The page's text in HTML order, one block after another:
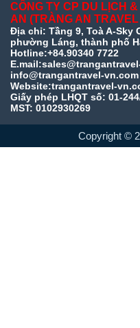
CÔNG TY CP DU LỊCH
AN (TRÀNG AN
Địa chỉ: Tầng 9, Toà A-Sky
phường Láng, thành phố
Hotline:+84.90340 7722
info@trangantravel-vn.com
Website:trangantravel-
Giấy phép LHQT số: 01-
MST: 0102930269
Copyright ©